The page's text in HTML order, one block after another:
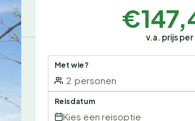
v.a. prijs
Met wie?
2 personen
Reisdatum
Kies een reisoptie